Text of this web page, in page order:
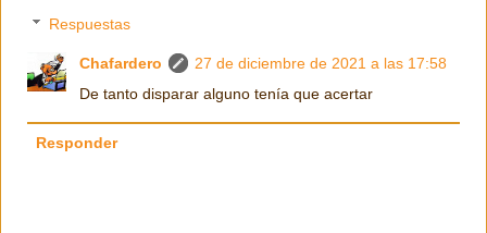
Respuestas
Chafardero
27 de diciembre de 2021 a las 17:58
De tanto disparar alguno tenía que acertar
Responder